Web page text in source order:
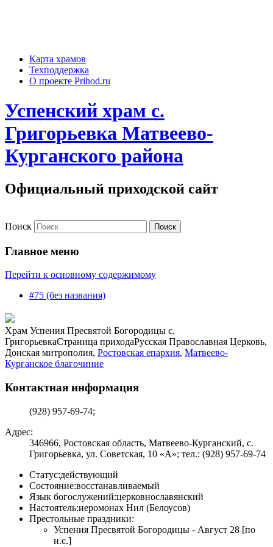
Карта храмов
Техподдержка
О проекте Prihod.ru
Успенский храм с.
Григорьевка Матвеево-
Курганского района
Официальный приходской сайт
Поиск
Главное меню
Перейти к основному содержимому
#75 (без названия)
Храм Успения Пресвятой Богородицы с.
ГригорьевкаСтраница приходаРусская Православная Церковь,
Донская митрополия, Ростовская епархия, Матвеево-
Курганское благочиние
Контактная информация
(928) 957-69-74;
Адрес:
346966, Ростовская область, Матвеево-Курганский, с.
Григорьевка, ул. Советская, 10 «А»; тел.: (928) 957-69-74
Статус:действующий
Состояние:восстанавливаемый
Язык богослужений:церковнославянский
Настоятель:иеромонах Нил (Белоусов)
Престольные праздники:
Успения Пресвятой Богородицы - Август 28 [по
н.с.]